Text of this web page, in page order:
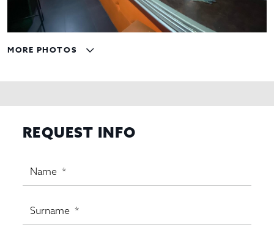
MORE PHOTOS
REQUEST INFO